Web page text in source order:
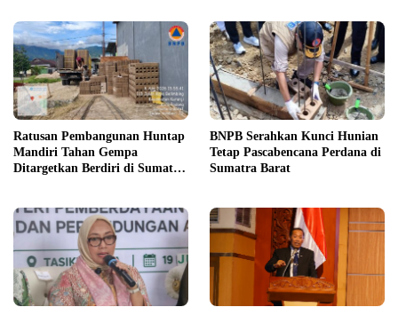
Ratusan Pembangunan Huntap
Mandiri Tahan Gempa
Ditargetkan Berdiri di Sumatra
BNPB Serahkan Kunci Hunian
Tetap Pascabencana Perdana di
Sumatra Barat